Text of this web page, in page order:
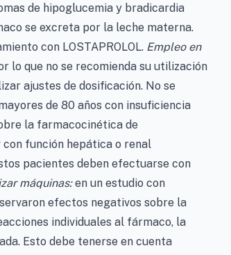
de hipoglucemia y bradicardia
se excreta por la leche materna.
con LOSTAPROLOL. Empleo en
lo que no se recomienda su utilización
ajustes de dosificación. No se
de 80 años con insuficiencia
la farmacocinética de
con función hepática o renal
pacientes deben efectuarse con
máquinas:en un estudio con
efectos negativos sobre la
individuales al fármaco, la
Esto debe tenerse en cuenta